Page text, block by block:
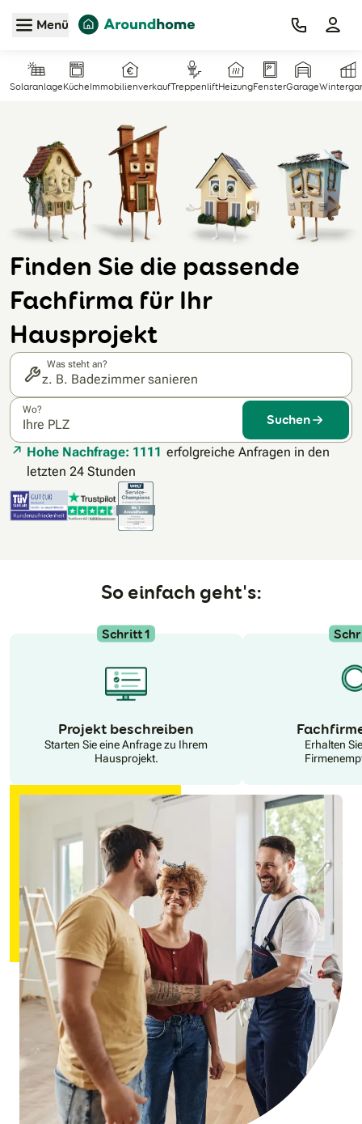
Zum Hauptinhalt
Menü
SolaranlageKücheImmobilienverkaufTreppenliftHeizungFensterGarage
Finden Sie die passende
Fachfirma für Ihr
Hausprojekt
Was steht an?
Wo?
Suchen
Hohe Nachfrage: 1111 erfolgreiche Anfragen in den
letzten 24 Stunden
So einfach geht's:
Schritt 1
Projekt beschreiben
Starten Sie eine Anfrage zu Ihrem
Hausprojekt.
Erhalten